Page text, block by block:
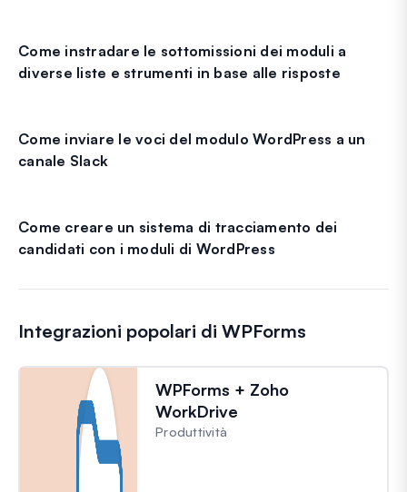
Come instradare le sottomissioni dei moduli a
diverse liste e strumenti in base alle risposte
Come inviare le voci del modulo WordPress a un
canale Slack
Come creare un sistema di tracciamento dei
candidati con i moduli di WordPress
Integrazioni popolari di WPForms
WPForms + Zoho
WorkDrive
Produttività